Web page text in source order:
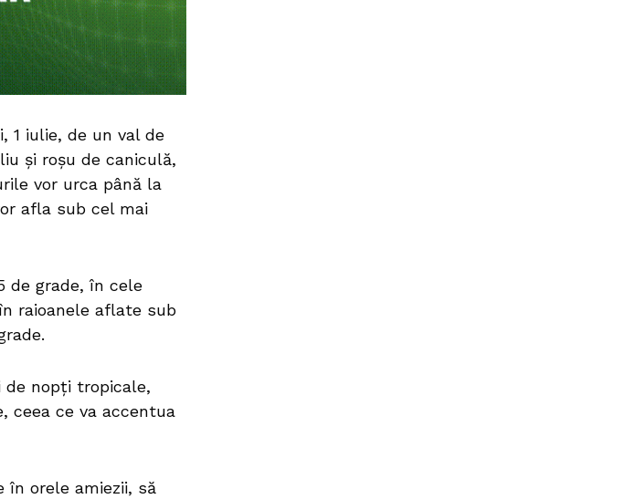
1 iulie, de un val de
și roșu de caniculă,
vor urca până la
afla sub cel mai
de grade, în cele
raioanele aflate sub
de nopți tropicale,
ceea ce va accentua
în orele amiezii, să